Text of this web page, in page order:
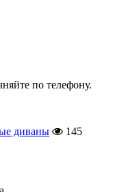
по телефону.
диваны
145